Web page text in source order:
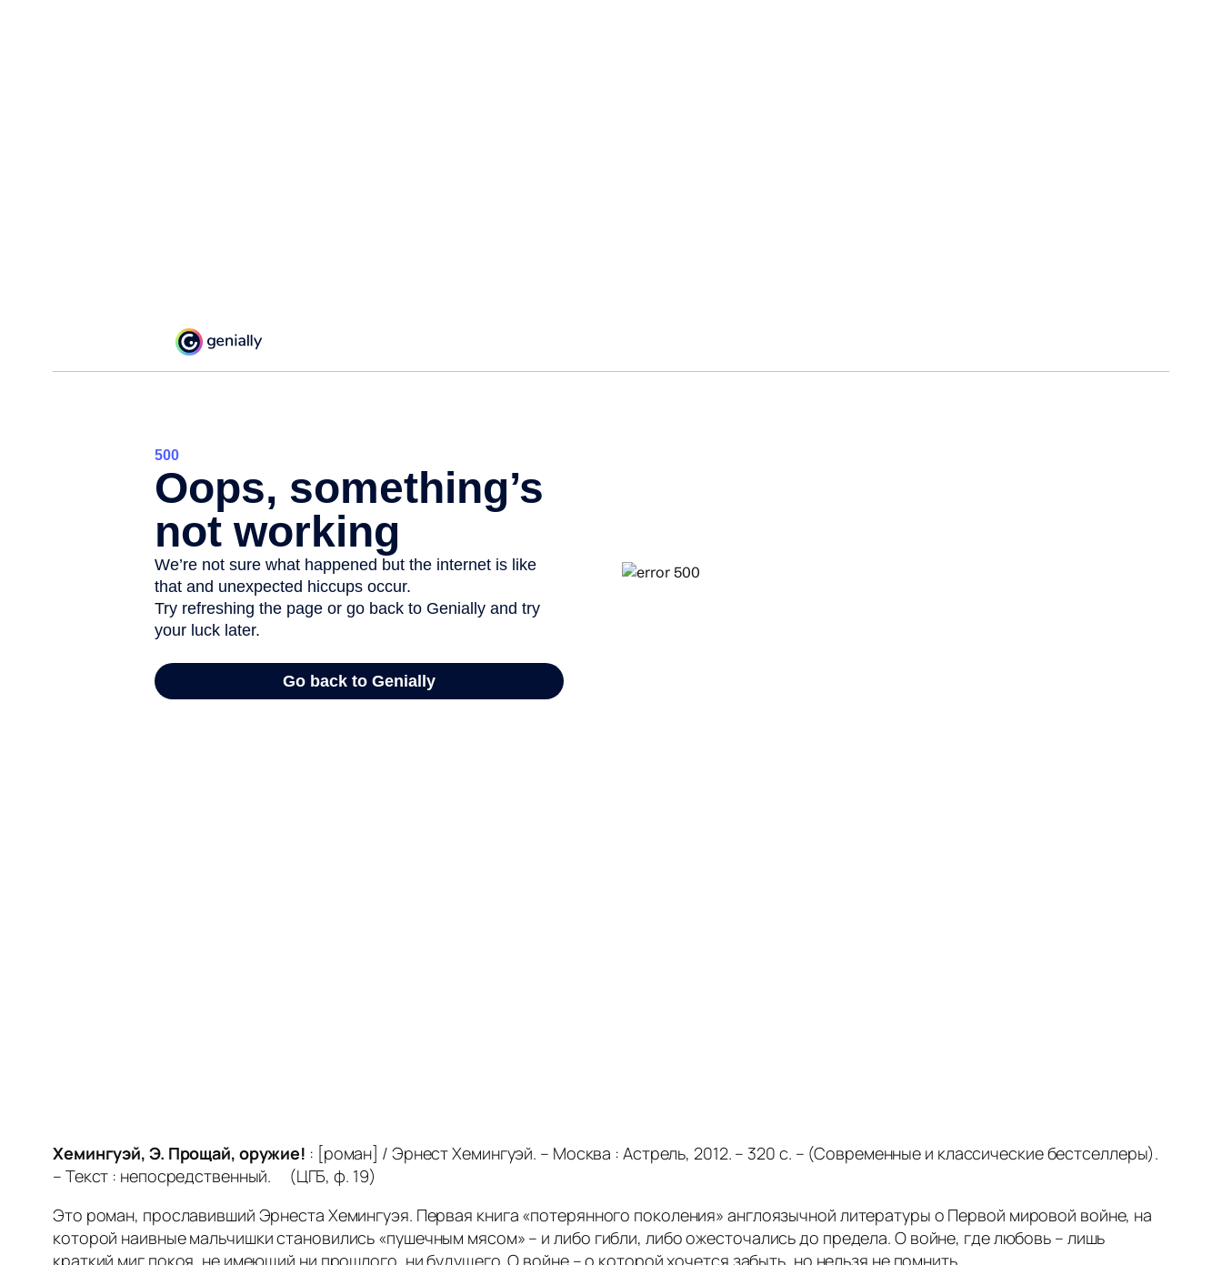
Хемингуэй, Э. Прощай, оружие! : [роман] / Эрнест Хемингуэй. – Москва : Астрель, 2012. – 320 с. – (Современные и классические бестселлеры).
– Текст : непосредственный. (ЦГБ, ф. 19)
Это роман, прославивший Эрнеста Хемингуэя. Первая книга «потерянного поколения» англоязычной литературы о Первой мировой войне, на
которой наивные мальчишки становились «пушечным мясом» – и либо гибли, либо ожесточались до предела. О войне, где любовь – лишь
краткий миг покоя, не имеющий ни прошлого, ни будущего. О войне – о которой хочется забыть, но нельзя не помнить.